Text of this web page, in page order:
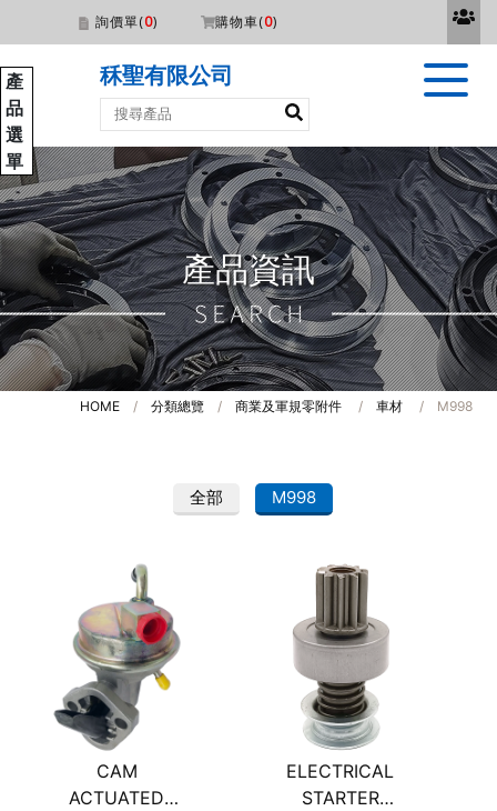
詢價單(0) 購物車(0)
秝聖有限公司
產品資訊
HOME/ 分類總覽/ 商業及軍規零附件/ 車材/ M998
產
品
選
單
全部 M998
CAM
ACTUATED
ELECTRICAL
STARTER